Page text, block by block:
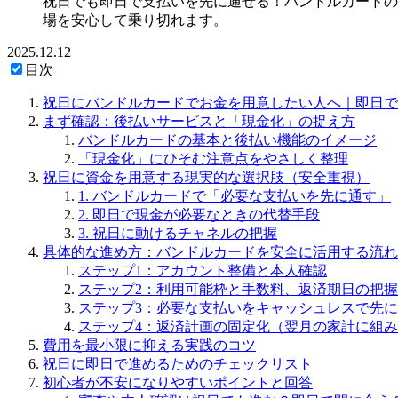
場を安心して乗り切れます。
2025.12.12
目次
祝日にバンドルカードでお金を用意したい人へ｜即日
まず確認：後払いサービスと「現金化」の捉え方
バンドルカードの基本と後払い機能のイメージ
「現金化」にひそむ注意点をやさしく整理
祝日に資金を用意する現実的な選択肢（安全重視）
1. バンドルカードで「必要な支払いを先に通す」
2. 即日で現金が必要なときの代替手段
3. 祝日に動けるチャネルの把握
具体的な進め方：バンドルカードを安全に活用する流れ
ステップ1：アカウント整備と本人確認
ステップ2：利用可能枠と手数料、返済期日の把握
ステップ3：必要な支払いをキャッシュレスで先
ステップ4：返済計画の固定化（翌月の家計に組
費用を最小限に抑える実践のコツ
祝日に即日で進めるためのチェックリスト
初心者が不安になりやすいポイントと回答